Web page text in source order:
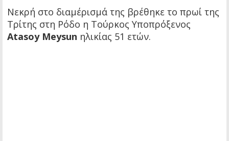
Νεκρή στο διαμέρισμά της βρέθηκε το πρωί της
Τρίτης στη Ρόδο η Τούρκος Υποπρόξενος
Atasoy Meysun ηλικίας 51 ετών.